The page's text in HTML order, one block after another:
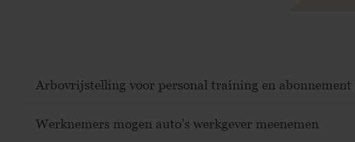
Arbovrijstelling voor personal training en abonnement
Werknemers mogen auto’s werkgever meenemen